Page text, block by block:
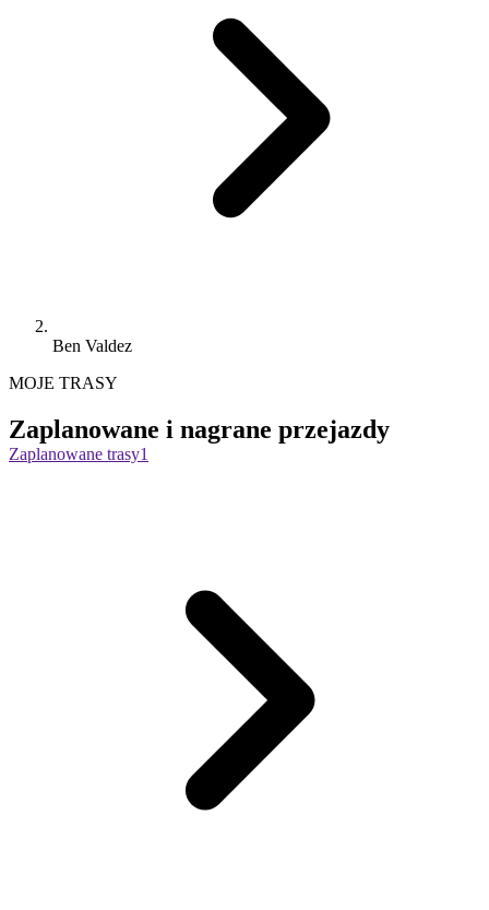
Ben Valdez
MOJE TRASY
Zaplanowane i nagrane przejazdy
Zaplanowane trasy1